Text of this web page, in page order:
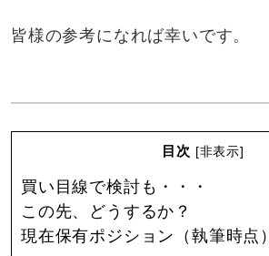
皆様の参考になれば幸いです。
目次 [非表示]
買い目線で検討も・・・
この先、どうするか？
現在保有ポジション（執筆時点）